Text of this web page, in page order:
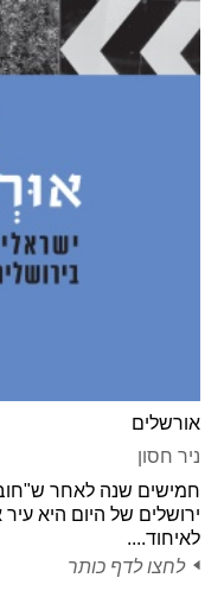
אורשלים
ניר חסון
חמישים שנה לאחר
ירושלים של היום היא
לאיחוד....
לחצו לדף כותר